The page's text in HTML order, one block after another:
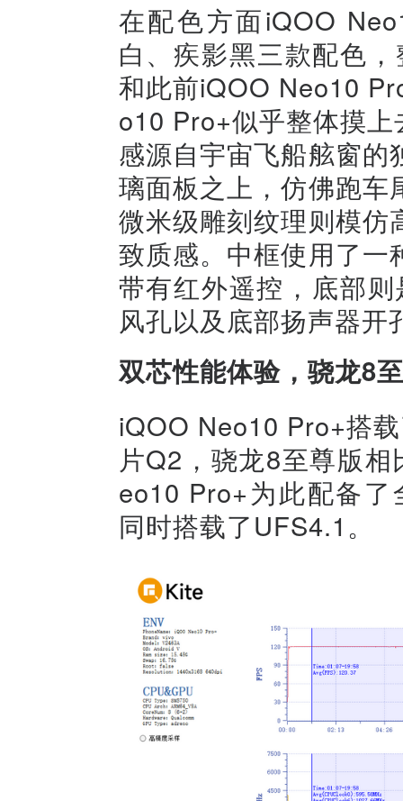
在配色方面iQOO
白、疾影黑三款配色
和此前iQOO Neo10
o10 Pro+似乎整体摸
感源自宇宙飞船舷窗
璃面板之上，仿佛跑
微米级雕刻纹理则模
致质感。中框使用了
带有红外遥控，底部
风孔以及底部扬声器
双芯性能体验，骁龙8
iQOO Neo10 Pro+搭
片Q2，骁龙8至尊版
eo10 Pro+为此配备
同时搭载了UFS4.1。